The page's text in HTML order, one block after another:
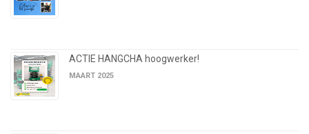
ACTIE HANGCHA hoogwerker!
MAART 2025